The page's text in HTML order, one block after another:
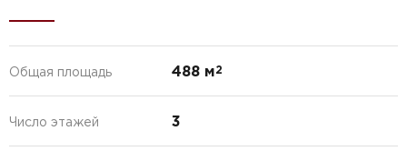
Общая площадь 488 м2
Число этажей 3